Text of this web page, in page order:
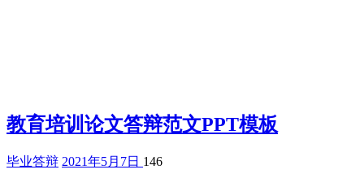
教育培训论文答辩范文PPT模板
毕业答辩 2021年5月7日 146